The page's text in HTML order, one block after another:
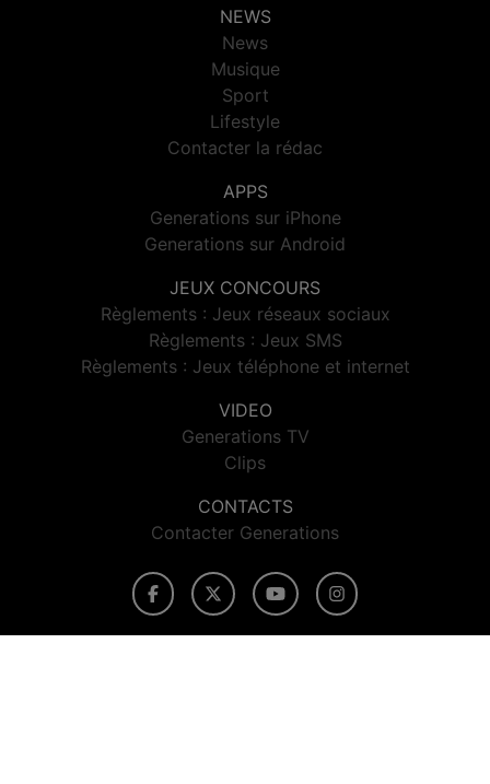
NEWS
News
Musique
Sport
Lifestyle
Contacter la rédac
APPS
Generations sur iPhone
Generations sur Android
JEUX CONCOURS
Règlements : Jeux réseaux sociaux
Règlements : Jeux SMS
Règlements : Jeux téléphone et internet
VIDEO
Generations TV
Clips
CONTACTS
Contacter Generations